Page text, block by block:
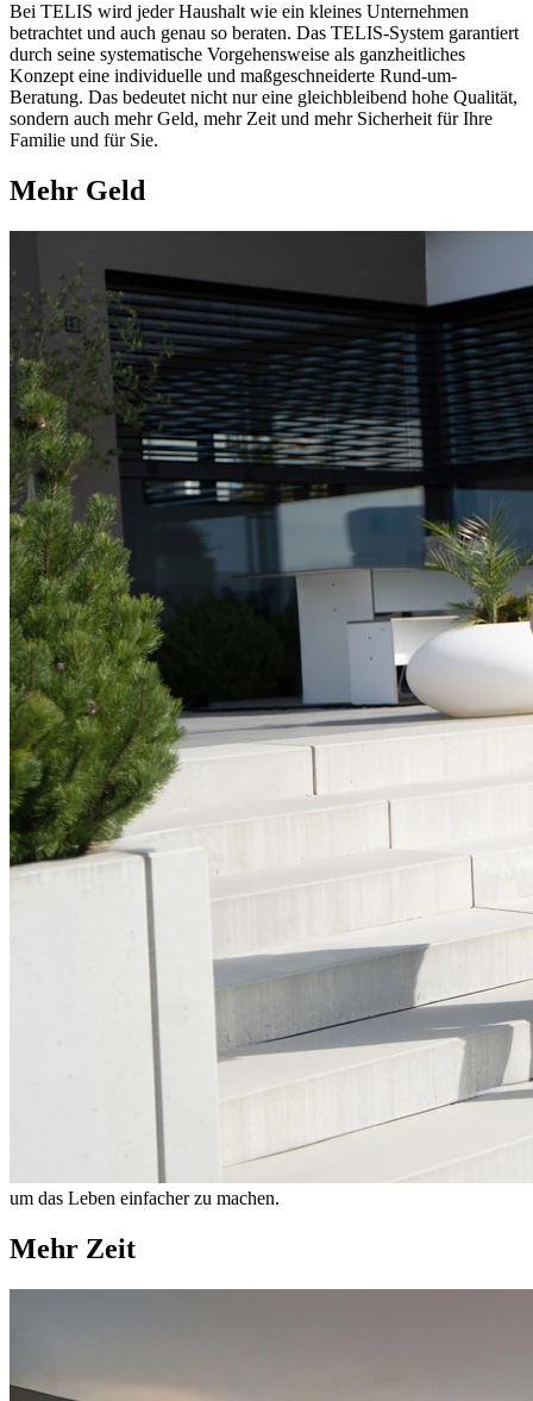
Bei TELIS wird jeder Haushalt wie ein kleines Unternehmen
betrachtet und auch genau so beraten. Das TELIS-System garantiert
durch seine systematische Vorgehensweise als ganzheitliches
Konzept eine individuelle und maßgeschneiderte Rund-um-
Beratung. Das bedeutet nicht nur eine gleichbleibend hohe Qualität,
sondern auch mehr Geld, mehr Zeit und mehr Sicherheit für Ihre
Familie und für Sie.
Mehr Geld
um das Leben einfacher zu machen.
Mehr Zeit